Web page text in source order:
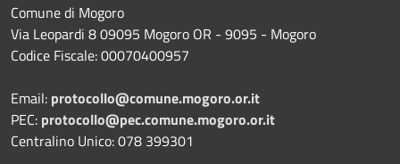
Comune di Mogoro
Via Leopardi 8 09095 Mogoro OR - 9095 - Mogoro
Codice Fiscale: 00070400957
Email: protocollo@comune.mogoro.or.it
PEC: protocollo@pec.comune.mogoro.or.it
Centralino Unico: 078 399301